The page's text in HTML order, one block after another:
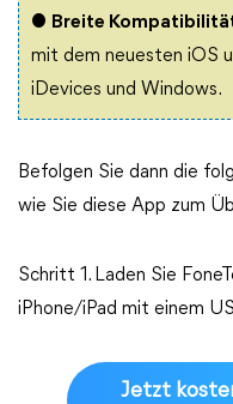
● Breite
mit dem neuesten iOS
iDevices und Windows.
Befolgen Sie dann die
wie Sie diese App zum
Schritt 1. Laden Sie
iPhone/iPad mit einem
Jetzt